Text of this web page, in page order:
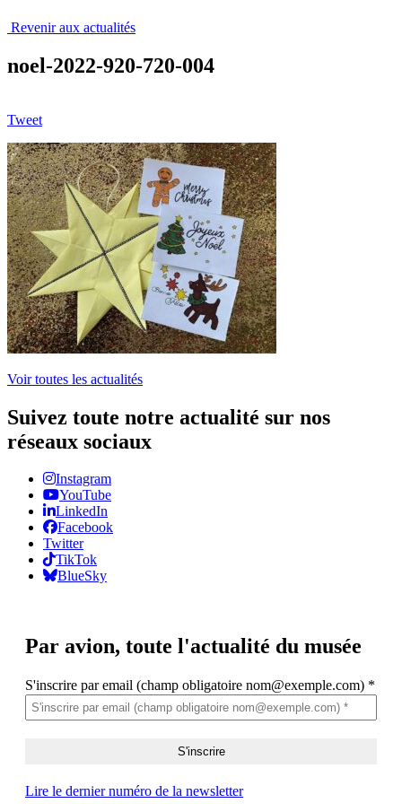
Revenir aux actualités
noel-2022-920-720-004
Tweet
Voir toutes les actualités
Suivez toute notre actualité sur nos
réseaux sociaux
Instagram
YouTube
LinkedIn
Facebook
Twitter
TikTok
BlueSky
Par avion, toute l'actualité du musée
S'inscrire par email (champ obligatoire nom@exemple.com) *
Lire le dernier numéro de la newsletter